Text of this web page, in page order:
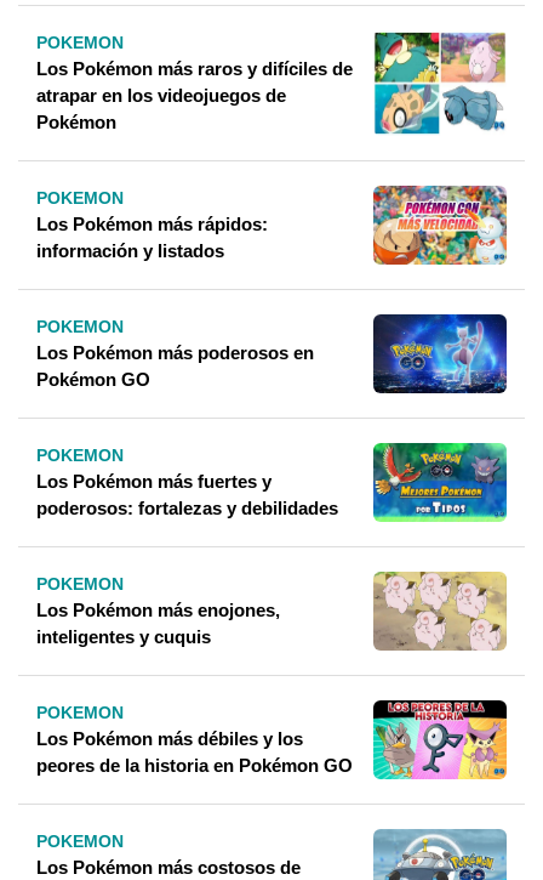
POKEMON
Los Pokémon más raros y difíciles de
atrapar en los videojuegos de
Pokémon
POKEMON
Los Pokémon más rápidos:
información y listados
POKEMON
Los Pokémon más poderosos en
Pokémon GO
POKEMON
Los Pokémon más fuertes y
poderosos: fortalezas y debilidades
POKEMON
Los Pokémon más enojones,
inteligentes y cuquis
POKEMON
Los Pokémon más débiles y los
peores de la historia en Pokémon GO
POKEMON
Los Pokémon más costosos de